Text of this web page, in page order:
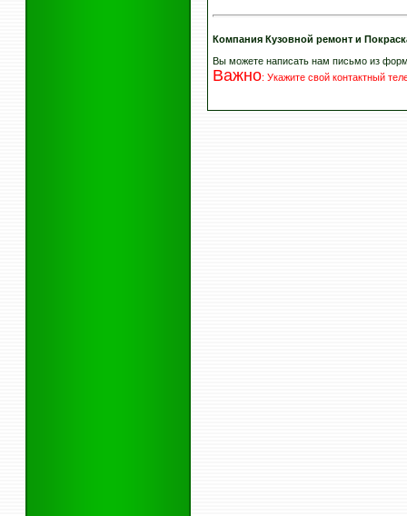
Компания Кузовной ремонт и
Вы можете написать нам письмо из
Важно: Укажите свой контактный